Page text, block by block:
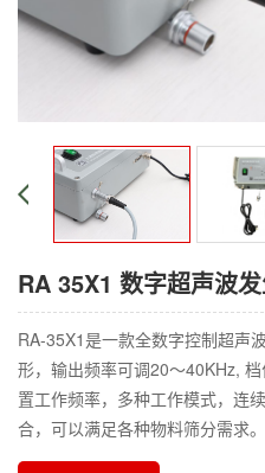
RA 35X1 数字超声波
RA-35X1是一款全数字控制超声
形，输出频率可调20～40KHz,
置工作频率，多种工作模式，连
合，可以满足各种物料筛分需求。